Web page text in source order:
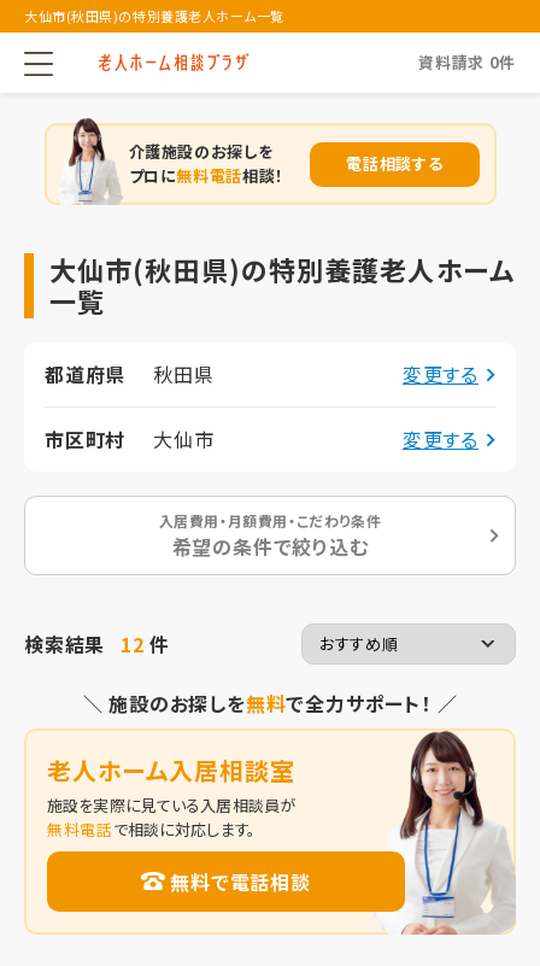
大仙市(秋田県)の特別養護老人ホーム一覧
資料請求 0件
介護施設のお探しを
プロに無料電話相談！
電話相談する
大仙市(秋田県)の特別養護老人ホーム
一覧
都道府県 秋田県 変更する
市区町村 大仙市 変更する
入居費用・月額費用・こだわり条件
希望の条件で絞り込む
検索結果 12件
＼ 施設のお探しを無料で全力サポート！ ／
老人ホーム入居相談室
施設を実際に見ている入居相談員が
無料電話で相談に対応します。
無料で電話相談